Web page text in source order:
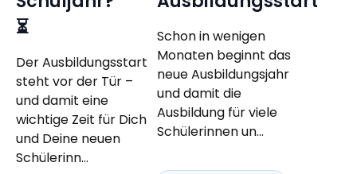
⏳
Der Ausbildungsstart
steht vor der Tür –
und damit eine
wichtige Zeit für Dich
und Deine neuen
Schülerinn...
Schon in wenigen
Monaten beginnt das
neue Ausbildungsjahr
und damit die
Ausbildung für viele
Schülerinnen un...